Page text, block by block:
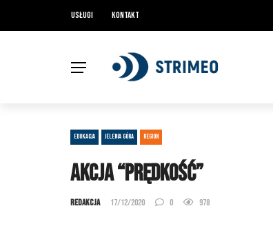
Usługi Kontakt
EDUKACJA JELENIA GÓRA REGION
Akcja “Prędkość”
Redakcja 17/12/2020 0 978